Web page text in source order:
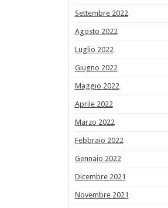
Settembre 2022
Agosto 2022
Luglio 2022
Giugno 2022
Maggio 2022
Aprile 2022
Marzo 2022
Febbraio 2022
Gennaio 2022
Dicembre 2021
Novembre 2021